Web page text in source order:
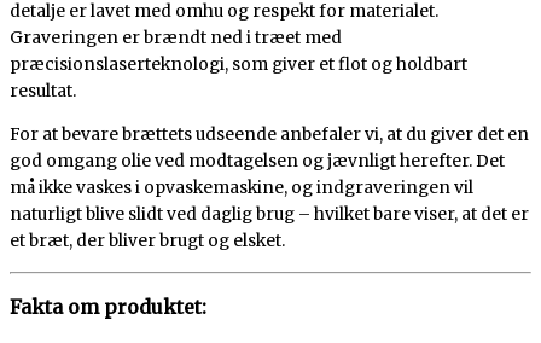
detalje er lavet med omhu og respekt for materialet.
Graveringen er brændt ned i træet med
præcisionslaserteknologi, som giver et flot og holdbart
resultat.
For at bevare brættets udseende anbefaler vi, at du giver det en
god omgang olie ved modtagelsen og jævnligt herefter. Det
må ikke vaskes i opvaskemaskine, og indgraveringen vil
naturligt blive slidt ved daglig brug – hvilket bare viser, at det er
et bræt, der bliver brugt og elsket.
Fakta om produktet: